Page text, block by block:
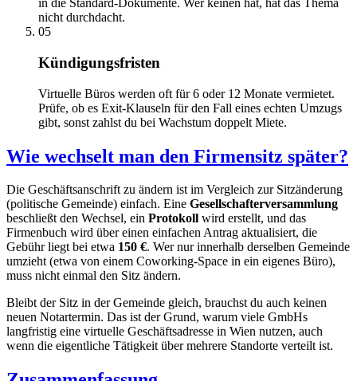
in die Standard-Dokumente. Wer keinen hat, hat das Thema
nicht durchdacht.
05
Kündigungsfristen
Virtuelle Büros werden oft für 6 oder 12 Monate vermietet.
Prüfe, ob es Exit-Klauseln für den Fall eines echten Umzugs
gibt, sonst zahlst du bei Wachstum doppelt Miete.
Wie wechselt man den Firmensitz später?
Die Geschäftsanschrift zu ändern ist im Vergleich zur Sitzänderung
(politische Gemeinde) einfach. Eine Gesellschafterversammlung
beschließt den Wechsel, ein Protokoll wird erstellt, und das
Firmenbuch wird über einen einfachen Antrag aktualisiert, die
Gebühr liegt bei etwa 150 €. Wer nur innerhalb derselben Gemeinde
umzieht (etwa von einem Coworking-Space in ein eigenes Büro),
muss nicht einmal den Sitz ändern.
Bleibt der Sitz in der Gemeinde gleich, brauchst du auch keinen
neuen Notartermin. Das ist der Grund, warum viele GmbHs
langfristig eine virtuelle Geschäftsadresse in Wien nutzen, auch
wenn die eigentliche Tätigkeit über mehrere Standorte verteilt ist.